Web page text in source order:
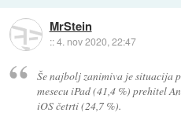
MrStein
::4. nov 2020, 22:47
Še najbolj zanimiva je situacija
mesecu iPad (41,4 %) prehitel
iOS četrti (24,7 %).